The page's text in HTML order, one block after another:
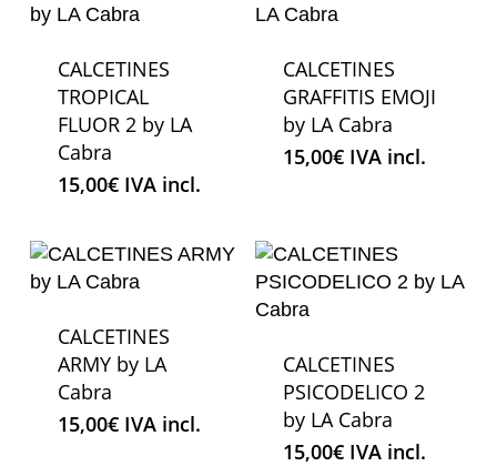
CALCETINES
TROPICAL
FLUOR 2 by LA
Cabra
15,00€ IVA incl.
CALCETINES
GRAFFITIS EMOJI
by LA Cabra
15,00€ IVA incl.
CALCETINES
ARMY by LA
Cabra
15,00€ IVA incl.
CALCETINES
PSICODELICO 2
by LA Cabra
15,00€ IVA incl.